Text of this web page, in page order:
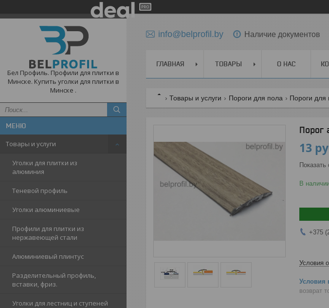
Бел Профиль. Профили для плитки в
Минске. Купить уголки для плитки в
Минске .
Товары и услуги
Уголки для плитки из
алюминия
Теневой профиль
Уголки алюминиевые
Профили для плитки из
нержавеющей стали
Алюминиевый плинтус
Разделительный профиль,
вставки, фриз.
Уголки для лестниц и ступеней
info@belprofil.by Наличие документов
ГЛАВНАЯ ТОВАРЫ О НАС
Товары и услуги Пороги для пола Пороги для
Порог
13
В
+375
Условия
возврат